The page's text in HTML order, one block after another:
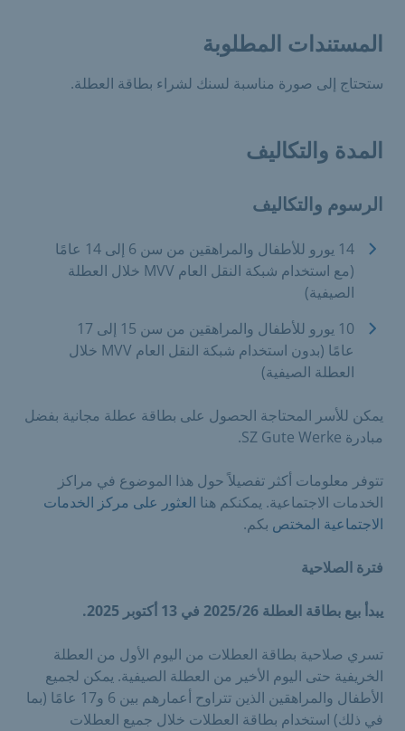
المستندات المطلوبة
ستحتاج إلى صورة مناسبة لسنك لشراء بطاقة العطلة.
المدة والتكاليف
الرسوم والتكاليف
14 يورو للأطفال والمراهقين من سن 6 إلى 14 عامًا
(مع استخدام شبكة النقل العام MVV خلال العطلة
الصيفية)
10 يورو للأطفال والمراهقين من سن 15 إلى 17
عامًا (بدون استخدام شبكة النقل العام MVV خلال
العطلة الصيفية)
يمكن للأسر المحتاجة الحصول على بطاقة عطلة مجانية بفضل
مبادرة SZ Gute Werke.
تتوفر معلومات أكثر تفصيلاً حول هذا الموضوع في مراكز
الخدمات الاجتماعية. يمكنكم هنا العثور على مركز الخدمات
الاجتماعية المختص بكم.
فترة الصلاحية
يبدأ بيع بطاقة العطلة 2025/26 في 13 أكتوبر 2025.
تسري صلاحية بطاقة العطلات من اليوم الأول من العطلة
الخريفية حتى اليوم الأخير من العطلة الصيفية. يمكن لجميع
الأطفال والمراهقين الذين تتراوح أعمارهم بين 6 و17 عامًا (بما
في ذلك) استخدام بطاقة العطلات خلال جميع العطلات